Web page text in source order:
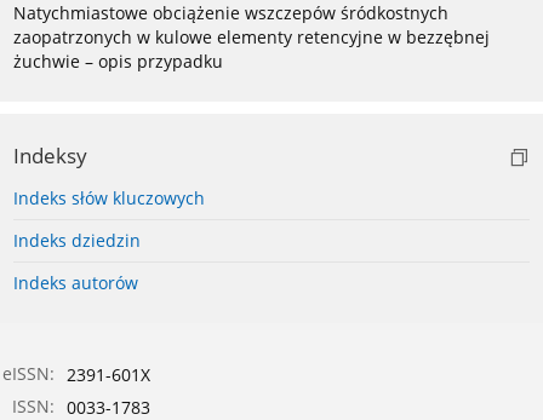
Natychmiastowe obciążenie wszczepów śródkostnych
zaopatrzonych w kulowe elementy retencyjne w bezzębnej
żuchwie – opis przypadku
Indeksy
Indeks słów kluczowych
Indeks dziedzin
Indeks autorów
eISSN: 2391-601X
ISSN: 0033-1783